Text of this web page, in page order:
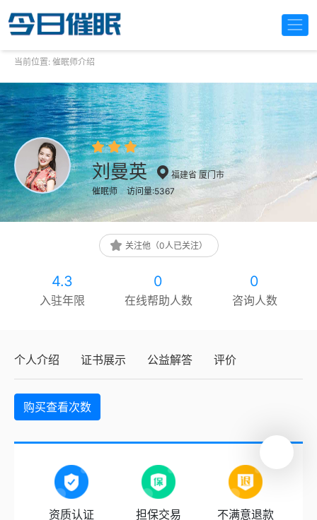
当前位置: 催眠师介绍
刘曼英
福建省 厦门市
催眠师
访问量:5367
关注他（0人已关注）
4.3
入驻年限
0
在线帮助人数
0
咨询人数
个人介绍 证书展示 公益解答 评价
购买查看次数
资质认证 担保交易 不满意退款